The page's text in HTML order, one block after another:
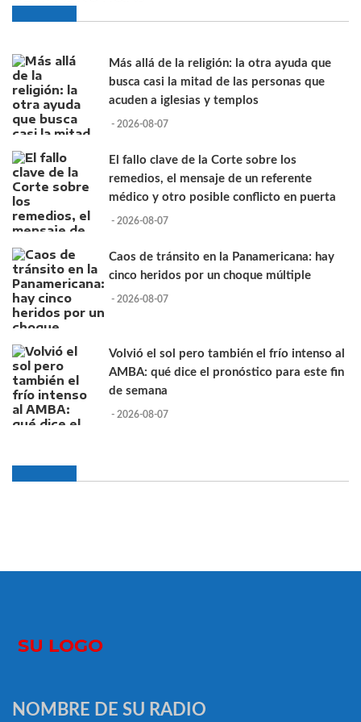
Más allá de la religión: la otra ayuda que
busca casi la mitad de las personas que
acuden a iglesias y templos
- 2026-08-07
El fallo clave de la Corte sobre los
remedios, el mensaje de un referente
médico y otro posible conflicto en puerta
- 2026-08-07
Caos de tránsito en la Panamericana: hay
cinco heridos por un choque múltiple
- 2026-08-07
Volvió el sol pero también el frío intenso al
AMBA: qué dice el pronóstico para este fin
de semana
- 2026-08-07
NOMBRE DE SU RADIO